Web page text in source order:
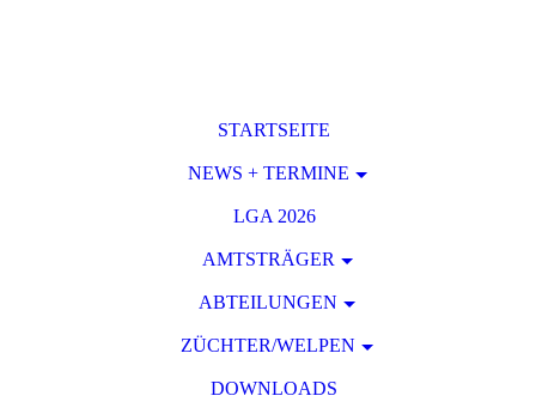
STARTSEITE
NEWS + TERMINE
LGA 2026
AMTSTRÄGER
ABTEILUNGEN
ZÜCHTER/WELPEN
DOWNLOADS